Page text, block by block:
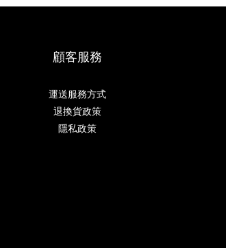
顧客服務
運送服務方式
退換貨政策
隱私政策